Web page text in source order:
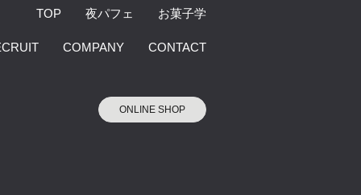
TOP 夜パフェ お菓子学
COMPANY CONTACT
ONLINE SHOP